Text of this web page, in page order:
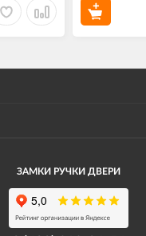
ЗАМКИ РУЧКИ ДВЕРИ